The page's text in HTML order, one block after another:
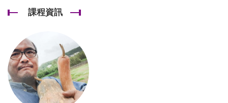
課程資訊